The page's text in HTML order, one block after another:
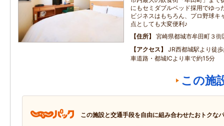
にもセミダブルベッド採用でゆっ
ビジネスはもちろん、プロ野球キ
点としても大変便利♪
住所
宮崎県都城市牟田町３街
アクセス
JR西都城駅より徒
車道路・都城ICより車で約15分
この施
この施設と交通手段を自由に組み合わせたおトクな